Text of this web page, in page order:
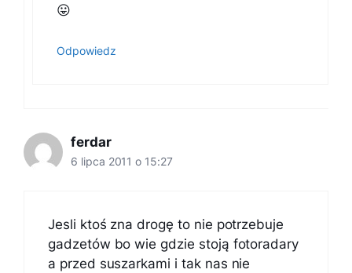
😛
Odpowiedz
ferdar
6 lipca 2011 o 15:27
Jesli ktoś zna drogę to nie potrzebuje
gadzetów bo wie gdzie stoją fotoradary
a przed suszarkami i tak nas nie